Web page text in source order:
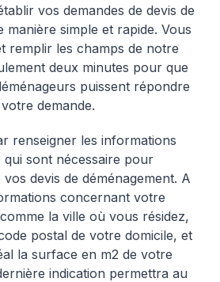
vos demandes de devis de
manière simple et rapide. Vous
remplir les champs de notre
deux minutes pour que
puissent répondre
demande.
renseigner les informations
qui sont nécessaire pour
vos devis de déménagement. A
concernant votre
la ville où vous résidez,
postal de votre domicile, et
la surface en m2 de votre
indication permettra au